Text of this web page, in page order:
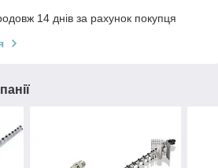
14 днів за рахунок покупця